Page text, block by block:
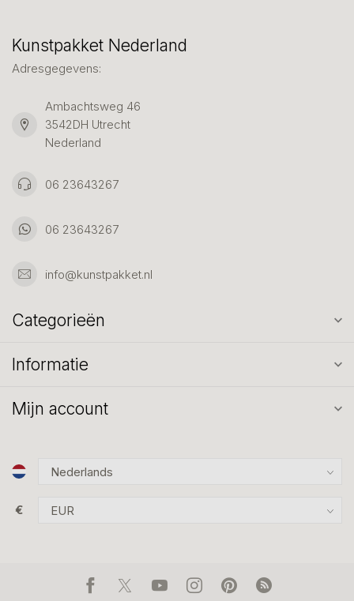
Kunstpakket Nederland
Adresgegevens:
Ambachtsweg 46
3542DH Utrecht
Nederland
06 23643267
06 23643267
info@kunstpakket.nl
Categorieën
Informatie
Mijn account
€